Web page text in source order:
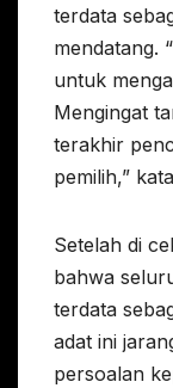
terdata
mendatang.
untuk
Mengingat
terakhir
pemilih,”
Setelah di
bahwa
terdata
adat ini
persoalan